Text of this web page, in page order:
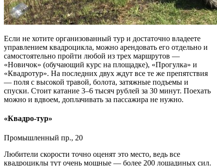
Если не хотите организованный тур и достаточно владеете
управлением квадроцикла, можно арендовать его отдельно и
самостоятельно пройти любой из трех маршрутов —
«Новичок» (обучающий курс на площадке), «Прогулка» и
«Квадротур». На последних двух ждут все те же препятствия
— поля с высокой травой, болота, затяжные подъемы и
спуски. Стоит катание 3–6 тысяч рублей за 30 минут. Поехать
можно и вдвоем, доплачивать за пассажира не нужно.
«Квадро-тур»
Промышленный пр., 20
Любители скорости точно оценят это место, ведь все
квадроциклы тут очень мощные — более 200 лошадиных сил.